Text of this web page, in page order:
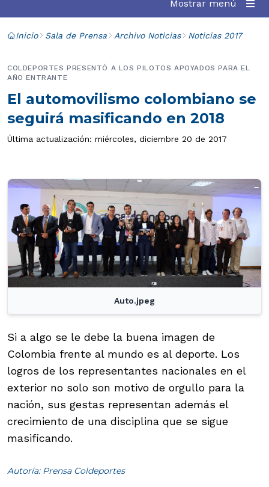
Mostrar menú
Inicio Sala de Prensa Archivo Noticias Noticias 2017
El automovilismo colombiano se
seguirá masificando en 2018
COLDEPORTES PRESENTÓ A LOS PILOTOS APOYADOS PARA EL
AÑO ENTRANTE
Última actualización: miércoles, diciembre 20 de 2017
Auto.jpeg
Si a algo se le debe la buena imagen de
Colombia frente al mundo es al deporte. Los
logros de los representantes nacionales en el
exterior no solo son motivo de orgullo para la
nación, sus gestas representan además el
crecimiento de una disciplina que se sigue
masificando.
Autoría: Prensa Coldeportes